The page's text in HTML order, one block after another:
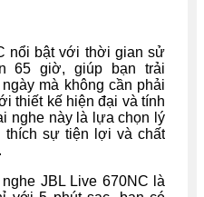
nổi bật với thời gian sử
65 giờ, giúp bạn trải
mà không cần phải
thiết kế hiện đại và tính
nghe này là lựa chọn lý
sự tiện lợi và chất
JBL Live 670NC là